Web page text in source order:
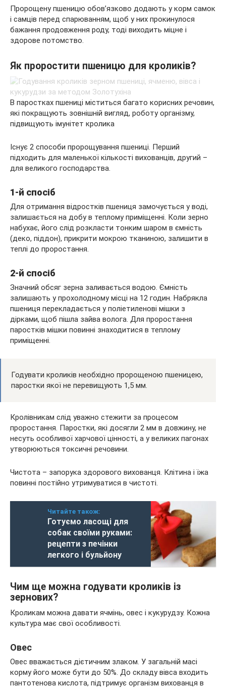
Пророщену пшеницю обов’язково додають у корм самок
і самців перед спарюванням, щоб у них прокинулося
бажання продовження роду, тоді виходить міцне і
здорове потомство.
Як проростити пшеницю для кроликів?
В паростках пшениці міститься багато корисних речовин,
які покращують зовнішній вигляд, роботу організму,
підвищують імунітет кролика
Існує 2 способи пророщування пшениці. Перший
підходить для маленької кількості вихованців, другий –
для великого господарства.
1-й спосіб
Для отримання відростків пшениця замочується у воді,
залишається на добу в теплому приміщенні. Коли зерно
набухає, його слід розкласти тонким шаром в ємність
(деко, піддон), прикрити мокрою тканиною, залишити в
теплі до проростання.
2-й спосіб
Значний обсяг зерна заливається водою. Ємність
залишають у прохолодному місці на 12 годин. Набрякла
пшениця перекладається у поліетиленові мішки з
дірками, щоб пішла зайва волога. Для проростання
паростків мішки повинні знаходитися в теплому
приміщенні.
Годувати кроликів необхідно пророщеною пшеницею,
паростки якої не перевищують 1,5 мм.
Кролівникам слід уважно стежити за процесом
проростання. Паростки, які досягли 2 мм в довжину, не
несуть особливої харчової цінності, а у великих пагонах
утворюються токсичні речовини.
Чистота – запорука здорового вихованця. Клітина і їжа
повинні постійно утримуватися в чистоті.
Читайте також:
Готуємо ласощі для
собак своїми руками:
рецепти з печінки
легкого і бульйону
Чим ще можна годувати кроликів із
зернових?
Кроликам можна давати ячмінь, овес і кукурудзу. Кожна
культура має свої особливості.
Овес
Овес вважається дієтичним злаком. У загальній масі
корму його може бути до 50%. До складу вівса входить
пантотенова кислота, підтримує організм вихованця в